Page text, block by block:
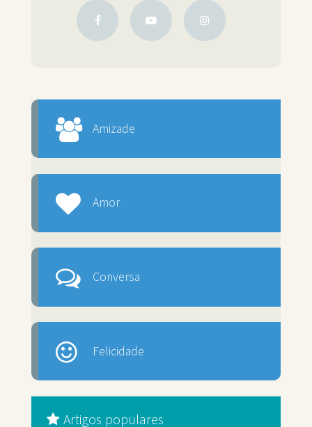
Amizade
Amor
Conversa
Felicidade
Artigos populares